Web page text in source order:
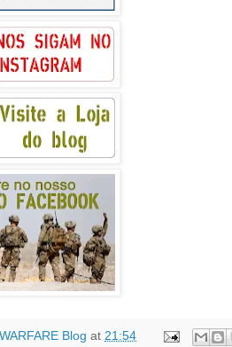
WARFARE Blog at 21:54